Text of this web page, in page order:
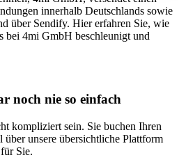
innerhalb Deutschlands sowie
über Sendify. Hier erfahren Sie, wie
bei 4mi GmbH beschleunigt und
noch nie so einfach
kompliziert sein. Sie buchen Ihren
über unsere übersichtliche Plattform
Sie.